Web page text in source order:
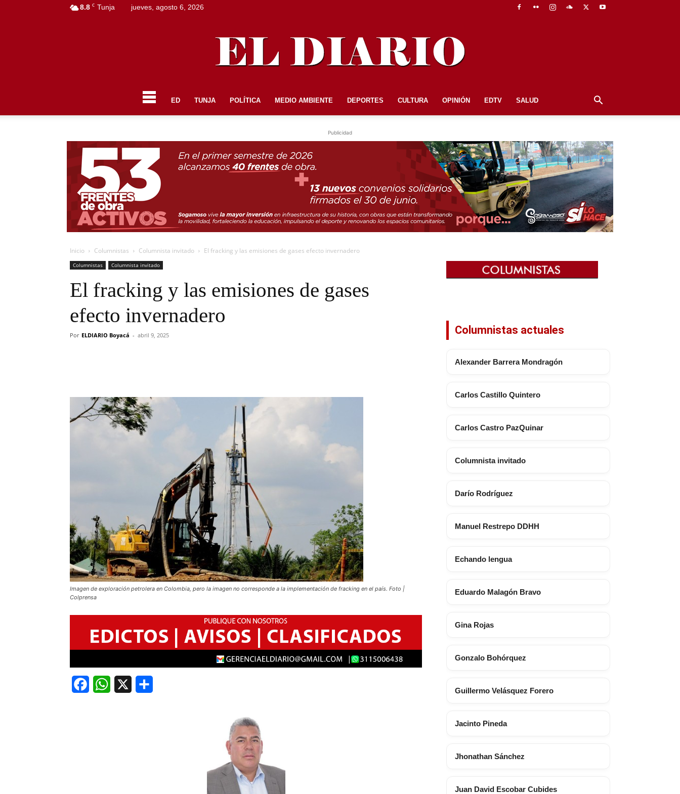
8.8 C Tunja jueves, agosto 6, 2026
DIARIO
ED TUNJA POLÍTICA MEDIO AMBIENTE DEPORTES CULTURA OPINIÓN EDTV SALUD
Publicidad
Inicio Columnistas Columnista invitado El fracking y las emisiones de gases efecto invernadero
Columnistas Columnista invitado
El fracking y las emisiones de gases
efecto invernadero
Por ELDIARIO Boyacá - abril 9, 2025
Imagen de exploración petrolera en Colombia, pero la imagen no corresponde a la implementación de fracking en el país. Foto |
Colprensa
FacebookWhatsApp
Columnistas actuales
Alexander Barrera Mondragón
Carlos Castillo Quintero
Carlos Castro PazQuinar
Columnista invitado
Darío Rodríguez
Manuel Restrepo DDHH
Echando lengua
Eduardo Malagón Bravo
Gina Rojas
Gonzalo Bohórquez
Guillermo Velásquez Forero
Jacinto Pineda
Jhonathan Sánchez
Juan David Escobar Cubides